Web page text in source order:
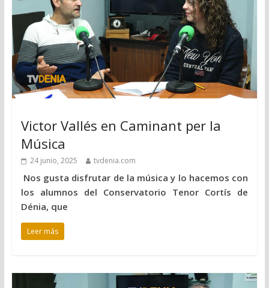
Victor Vallés en Caminant per la
Música
24 junio, 2025 tvdenia.com
Nos gusta disfrutar de la música y lo hacemos con
los alumnos del Conservatorio Tenor Cortís de
Dénia, que
Leer más